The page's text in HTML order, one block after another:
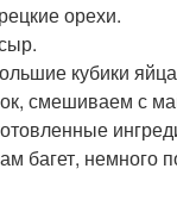
орехи.
кубики
смешиваем с
багет, немного